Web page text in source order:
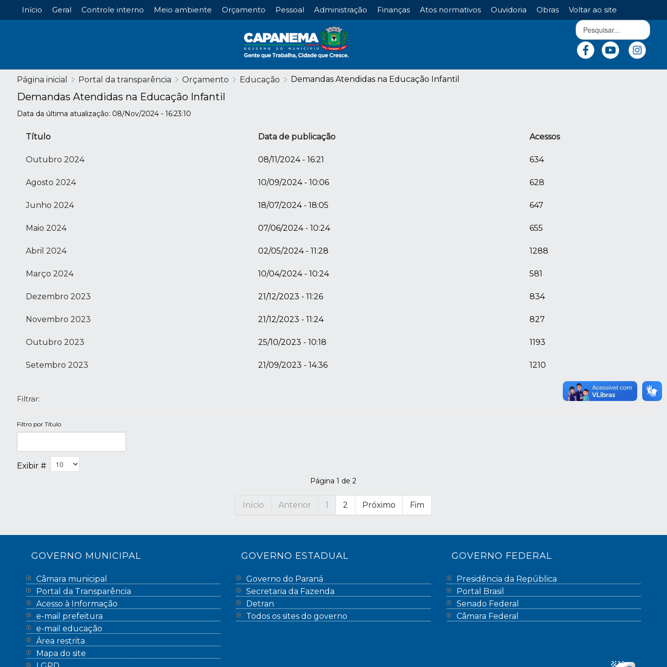
Início Geral Controle interno Meio ambiente Orçamento Pessoal Administração Finanças Atos normativos Ouvidoria Obras Voltar ao site
Página inicial Portal da transparência Orçamento Educação Demandas Atendidas na Educação Infantil
Demandas Atendidas na Educação Infantil
Data da última atualização: 08/Nov/2024 - 16:23:10
Título Data de publicação Acessos
Outubro 2024 08/11/2024 - 16:21 634
Agosto 2024 10/09/2024 - 10:06 628
Junho 2024 18/07/2024 - 18:05 647
Maio 2024 07/06/2024 - 10:24 655
Abril 2024 02/05/2024 - 11:28 1288
Março 2024 10/04/2024 - 10:24 581
Dezembro 2023 21/12/2023 - 11:26 834
Novembro 2023 21/12/2023 - 11:24 827
Outubro 2023 25/10/2023 - 10:18 1193
Setembro 2023 21/09/2023 - 14:36 1210
Filtrar:
Filtro por Título
Exibir #
Página 1 de 2
Início Anterior 1 2 Próximo Fim
GOVERNO MUNICIPAL
Câmara municipal
Portal da Transparência
Acesso à Informação
e-mail prefeitura
e-mail educação
Área restrita
Mapa do site
GOVERNO ESTADUAL
Governo do Paraná
Secretaria da Fazenda
Detran
Todos os sites do governo
GOVERNO FEDERAL
Presidência da República
Portal Brasil
Senado Federal
Câmara Federal